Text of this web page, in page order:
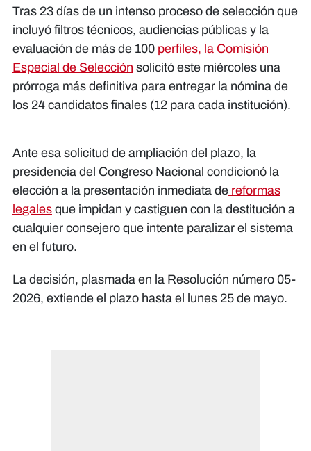
Tras 23 días de un intenso proceso de selección que
incluyó filtros técnicos, audiencias públicas y la
evaluación de más de 100 perfiles, la Comisión
Especial de Selección solicitó este miércoles una
prórroga más definitiva para entregar la nómina de
los 24 candidatos finales (12 para cada institución).
Ante esa solicitud de ampliación del plazo, la
presidencia del Congreso Nacional condicionó la
elección a la presentación inmediata de reformas
legales que impidan y castiguen con la destitución a
cualquier consejero que intente paralizar el sistema
en el futuro.
​La decisión, plasmada en la Resolución número 05-
2026, extiende el plazo hasta el lunes 25 de mayo.